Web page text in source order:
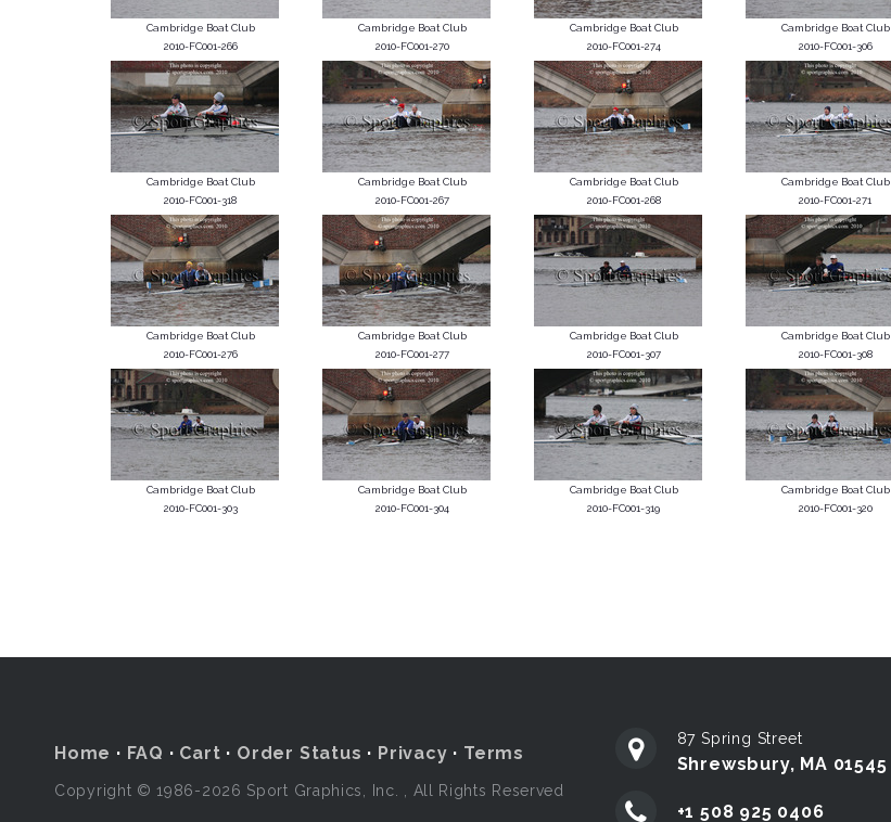
Cambridge Boat Club
2010-FC001-266
Cambridge Boat Club
2010-FC001-270
Cambridge Boat Club
2010-FC001-274
Cambridge Boat Club
2010-FC001-306
Cambridge Boat Club
2010-FC001-318
Cambridge Boat Club
2010-FC001-267
Cambridge Boat Club
2010-FC001-268
Cambridge Boat Club
2010-FC001-271
Cambridge Boat Club
2010-FC001-276
Cambridge Boat Club
2010-FC001-277
Cambridge Boat Club
2010-FC001-307
Cambridge Boat Club
2010-FC001-308
Cambridge Boat Club
2010-FC001-303
Cambridge Boat Club
2010-FC001-304
Cambridge Boat Club
2010-FC001-319
Cambridge Boat Club
2010-FC001-320
Home · FAQ · Cart · Order Status · Privacy · Terms
Copyright © 1986-2026 Sport Graphics, Inc. , All Rights Reserved
87 Spring Street
Shrewsbury, MA 01545
+1 508 925 0406